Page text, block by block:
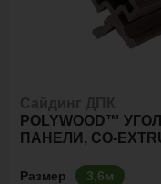
POLYWOOD™
ПАНЕЛИ, CO-
Размер 3,6м